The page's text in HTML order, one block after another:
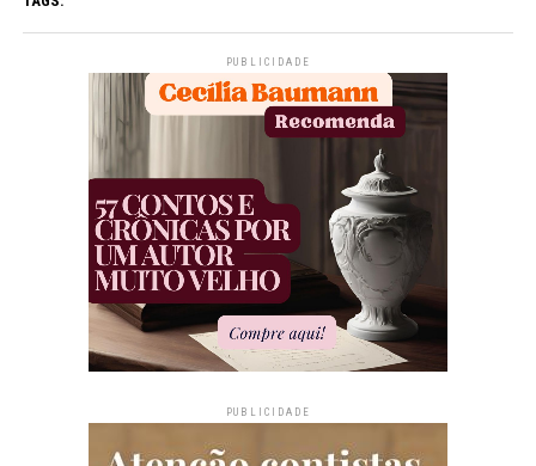
PUBLICIDADE
PUBLICIDADE